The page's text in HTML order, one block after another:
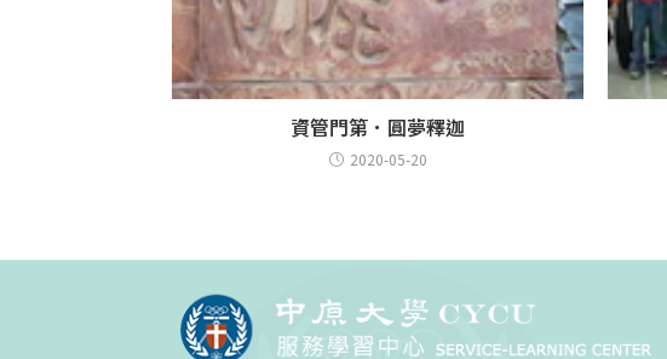
資管門第．圓夢釋迦
2020-05-20